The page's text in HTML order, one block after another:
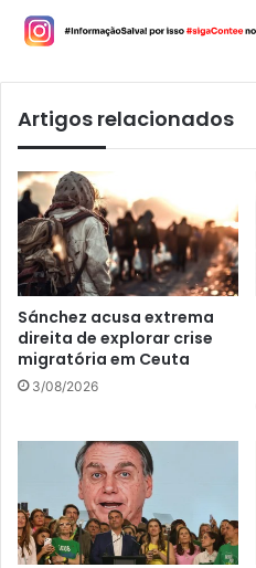
Artigos relacionados
Sánchez acusa extrema
direita de explorar crise
migratória em Ceuta
3/08/2026